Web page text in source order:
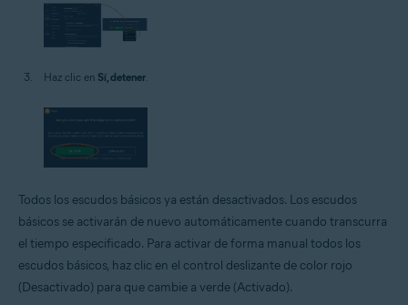
Haz clic en Sí, detener.
Todos los escudos básicos ya están desactivados. Los escudos
básicos se activarán de nuevo automáticamente cuando transcurra
el tiempo especificado. Para activar de forma manual todos los
escudos básicos, haz clic en el control deslizante de color rojo
(Desactivado) para que cambie a verde (Activado).